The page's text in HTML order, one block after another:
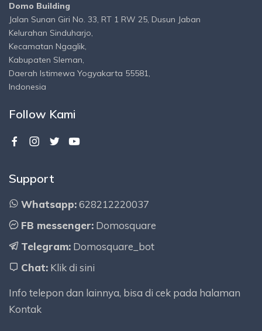
Domo Building
Jalan Sunan Giri No. 33, RT 1 RW 25, Dusun Jaban
Kelurahan Sinduharjo,
Kecamatan Ngaglik,
Kabupaten Sleman,
Daerah Istimewa Yogyakarta 55581,
Indonesia
Follow Kami
Support
Whatsapp:628212220037
FB messenger: Domosquare
Telegram: Domosquare_bot
Chat: Klik di sini
Info telepon dan lainnya, bisa di cek pada halaman
Kontak